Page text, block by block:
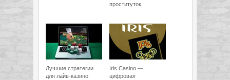
проституток
Лучшие стратегии
для лайв-казино
Iris Casino —
цифровая